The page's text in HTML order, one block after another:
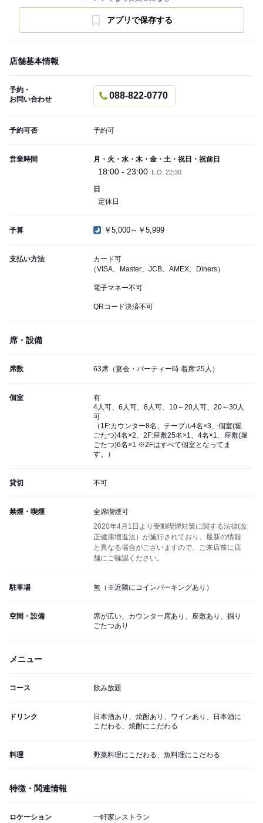
アプリで保存する
店舗基本情報
予約・
お問い合わせ
088-822-0770
予約可否 予約可
営業時間 月・火・水・木・金・土・祝日・祝前日
18:00 - 23:00 L.O. 22:30
日
定休日
予算 ￥5,000～￥5,999
支払い方法
カード可
（VISA、Master、JCB、AMEX、Diners）
電子マネー不可
QRコード決済不可
席・設備
席数 63席（宴会・パーティー時 着席:25人）
個室
有
4人可、6人可、8人可、10～20人可、20～30人
可
（1F:カウンター8名、テーブル4名×3、個室(堀
ごたつ)4名×2、2F:座敷25名×1、4名×1、座敷(堀
ごたつ)6名×1 ※2Fはすべて個室となってま
す。）
貸切 不可
禁煙・喫煙
全席喫煙可
2020年4月1日より受動喫煙対策に関する法律(改
正健康増進法）が施行されており、最新の情報
と異なる場合がございますので、ご来店前に店
舗にご確認ください。
駐車場 無（※近隣にコインパーキングあり）
空間・設備
席が広い、カウンター席あり、座敷あり、掘り
ごたつあり
メニュー
コース 飲み放題
ドリンク
日本酒あり、焼酎あり、ワインあり、日本酒に
こだわる、焼酎にこだわる
料理 野菜料理にこだわる、魚料理にこだわる
特徴・関連情報
ロケーション 一軒家レストラン